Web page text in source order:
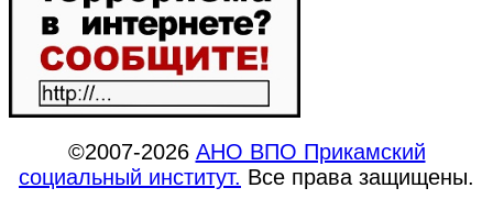
©2007-2026 АНО ВПО Прикамский
социальный институт. Все права защищены.